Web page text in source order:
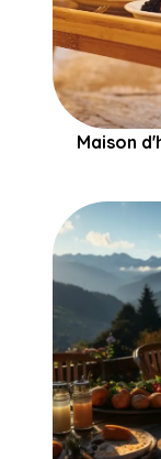
Maison